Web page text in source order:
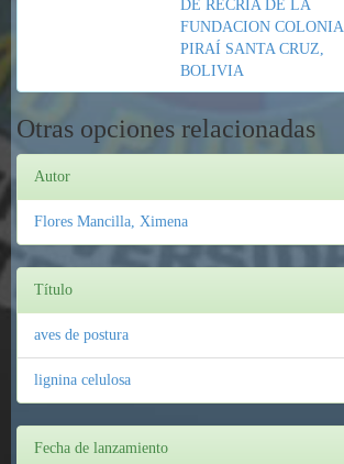
DE RECRIA DE LA
FUNDACION COLONIA
PIRAÍ SANTA CRUZ,
BOLIVIA
Otras opciones relacionadas
Autor
Flores Mancilla, Ximena
Título
aves de postura
lignina celulosa
Fecha de lanzamiento